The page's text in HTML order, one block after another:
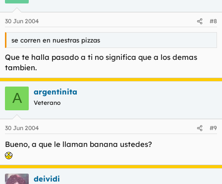
30 Jun 2004 #8
se corren en nuestras pizzas
Que te halla pasado a ti no significa que a los demas
tambien.
A argentinita
Veterano
30 Jun 2004 #9
Bueno, a que le llaman banana ustedes?
deividi